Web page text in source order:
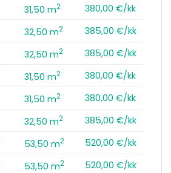
31,50 m2
380,00 €/kk
32,50 m2
385,00 €/kk
32,50 m2
385,00 €/kk
31,50 m2
380,00 €/kk
31,50 m2
380,00 €/kk
32,50 m2
385,00 €/kk
53,50 m2
520,00 €/kk
53,50 m2
520,00 €/kk